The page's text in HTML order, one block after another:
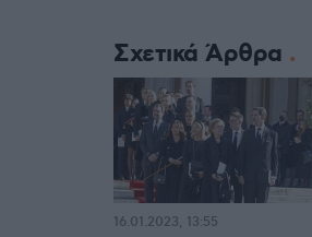
Σχετικά Άρθρα
16.01.2023, 13:55